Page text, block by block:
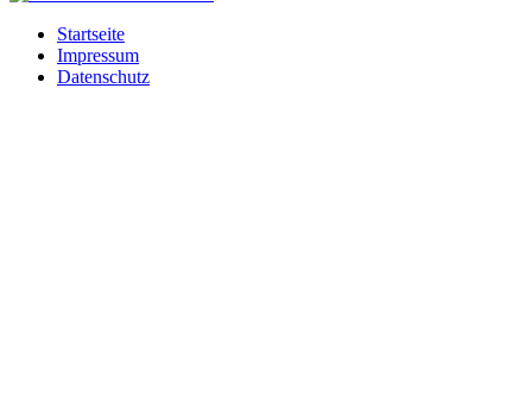
Startseite
Impressum
Datenschutz